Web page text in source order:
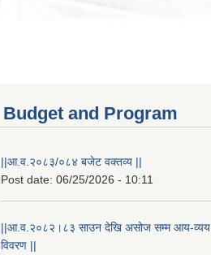
Budget and Program
||आ.व.२०८३/०८४ बजेट वक्तव्य ||
Post date: 06/25/2026 - 10:11
||आ.व.२०८२।८३ साउन देखि असोज सम्म आय-व्यय
विवरण ||